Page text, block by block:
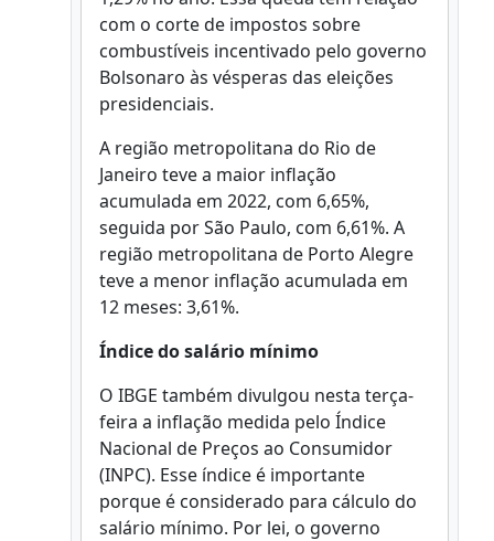
com o corte de impostos sobre
combustíveis incentivado pelo governo
Bolsonaro às vésperas das eleições
presidenciais.
A região metropolitana do Rio de
Janeiro teve a maior inflação
acumulada em 2022, com 6,65%,
seguida por São Paulo, com 6,61%. A
região metropolitana de Porto Alegre
teve a menor inflação acumulada em
12 meses: 3,61%.
Índice do salário mínimo
O IBGE também divulgou nesta terça-
feira a inflação medida pelo Índice
Nacional de Preços ao Consumidor
(INPC). Esse índice é importante
porque é considerado para cálculo do
salário mínimo. Por lei, o governo